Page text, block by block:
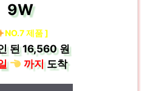
9W
NO.7 제품 ]
된16,560 원
까지도착